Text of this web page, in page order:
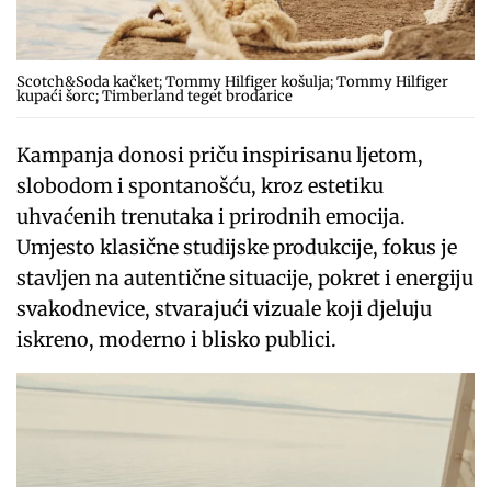
Scotch&Soda kačket; Tommy Hilfiger košulja; Tommy Hilfiger
kupaći šorc; Timberland teget brodarice
Kampanja donosi priču inspirisanu ljetom,
slobodom i spontanošću, kroz estetiku
uhvaćenih trenutaka i prirodnih emocija.
Umjesto klasične studijske produkcije, fokus je
stavljen na autentične situacije, pokret i energiju
svakodnevice, stvarajući vizuale koji djeluju
iskreno, moderno i blisko publici.